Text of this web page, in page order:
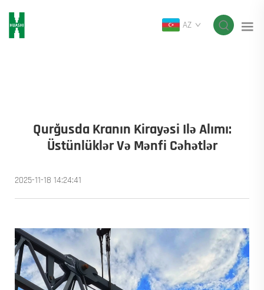
AZ
Qurğusda Kranın Kirayəsi Ilə Alımı:
Üstünlüklər Və Mənfi Cəhətlər
2025-11-18 14:24:41